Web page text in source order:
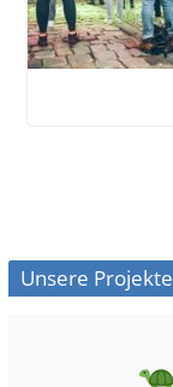
Unsere Projekte